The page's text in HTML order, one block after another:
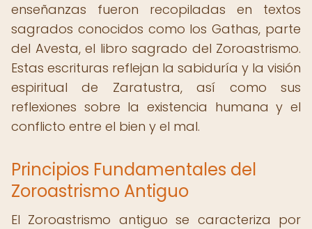
enseñanzas fueron recopiladas en textos
sagrados conocidos como los Gathas, parte
del Avesta, el libro sagrado del Zoroastrismo.
Estas escrituras reflejan la sabiduría y la visión
espiritual de Zaratustra, así como sus
reflexiones sobre la existencia humana y el
conflicto entre el bien y el mal.
Principios Fundamentales del
Zoroastrismo Antiguo
El Zoroastrismo antiguo se caracteriza por